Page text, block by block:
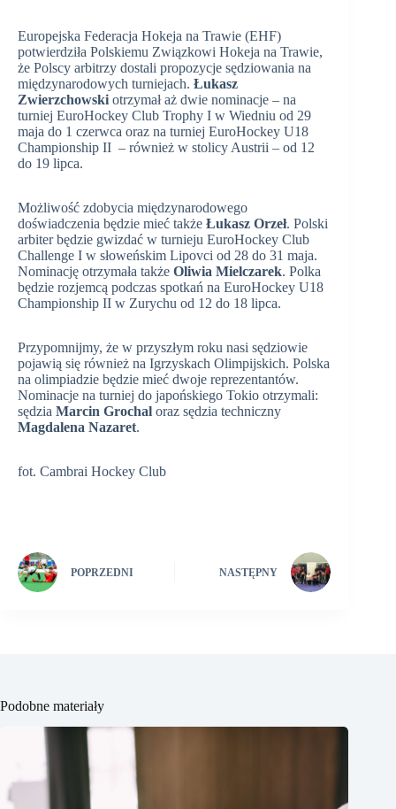
Europejska Federacja Hokeja na Trawie (EHF)
potwierdziła Polskiemu Związkowi Hokeja na Trawie,
że Polscy arbitrzy dostali propozycje sędziowania na
międzynarodowych turniejach. Łukasz
Zwierzchowski otrzymał aż dwie nominacje – na
turniej EuroHockey Club Trophy I w Wiedniu od 29
maja do 1 czerwca oraz na turniej EuroHockey U18
Championship II – również w stolicy Austrii – od 12
do 19 lipca.
Możliwość zdobycia międzynarodowego
doświadczenia będzie mieć także Łukasz Orzeł. Polski
arbiter będzie gwizdać w turnieju EuroHockey Club
Challenge I w słoweńskim Lipovci od 28 do 31 maja.
Nominację otrzymała także Oliwia Mielczarek. Polka
będzie rozjemcą podczas spotkań na EuroHockey U18
Championship II w Zurychu od 12 do 18 lipca.
Przypomnijmy, że w przyszłym roku nasi sędziowie
pojawią się również na Igrzyskach Olimpijskich. Polska
na olimpiadzie będzie mieć dwoje reprezentantów.
Nominacje na turniej do japońskiego Tokio otrzymali:
sędzia Marcin Grochal oraz sędzia techniczny
Magdalena Nazaret.
fot. Cambrai Hockey Club
POPRZEDNI NASTĘPNY
Podobne materiały